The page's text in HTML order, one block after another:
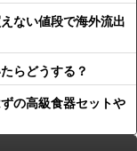
ない値段で海外流出
らどうする？
の高級食器セットや